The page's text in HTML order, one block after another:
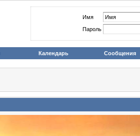
Имя
Пароль
Календарь Сообщения